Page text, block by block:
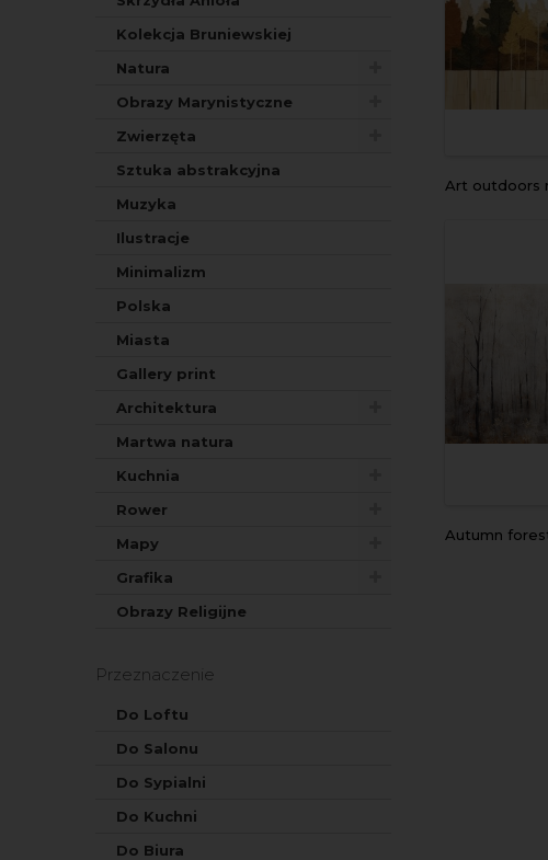
Kolekcja Bruniewskiej
Natura
Obrazy Marynistyczne
Zwierzęta
Sztuka abstrakcyjna
Muzyka
Ilustracje
Minimalizm
Polska
Miasta
Gallery print
Architektura
Martwa natura
Kuchnia
Rower
Mapy
Grafika
Obrazy Religijne
Przeznaczenie
Do Loftu
Do Salonu
Do Sypialni
Do Kuchni
Do Biura
Art
autumn forest